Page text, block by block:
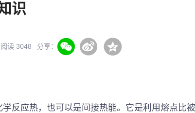
识
阅读 3048 分享：
反应热，也可以是间接热能。它是利用熔点比